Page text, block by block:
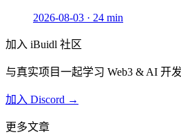
2026-08-03 · 24 min
加入 iBuidl 社区
与真实项目一起学习 Web3 & AI 开发
加入 Discord →
更多文章